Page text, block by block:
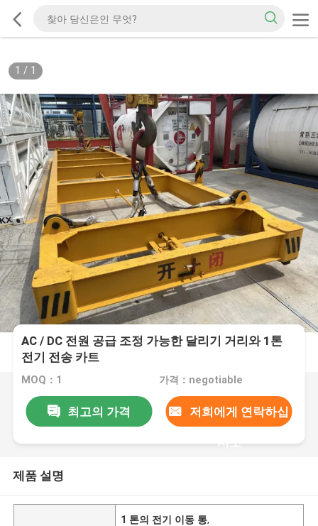
1 / 1
AC / DC 전원 공급 조정 가능한 달리기 거리와 1톤
전기 전송 카트
MOQ：1 가격：negotiable
최고의 가격 저희에게 연락하십
시오
제품 설명
1 톤의 전기 이동 통,